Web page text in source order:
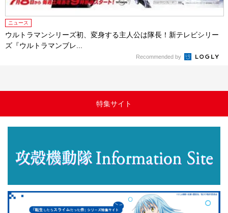
ニュース
ウルトラマンシリーズ初、変身する主人公は隊長！新テレビシリー
ズ『ウルトラマンブレ...
Recommended by
特集サイト